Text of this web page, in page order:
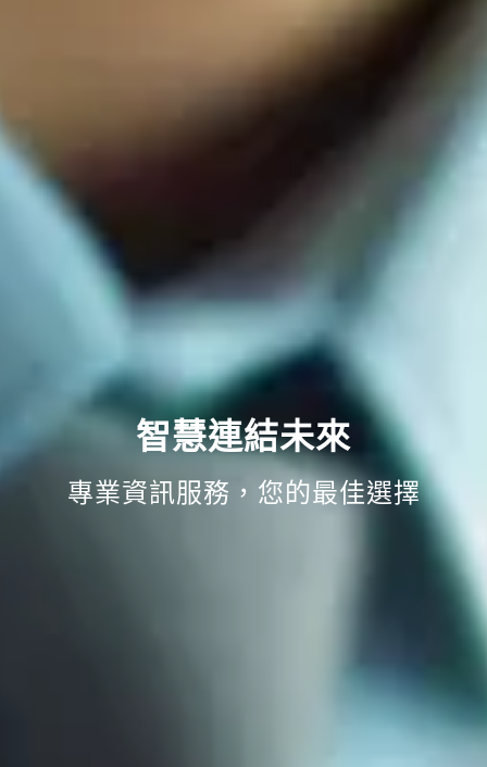
智慧連結未來
專業資訊服務，您的最佳選擇